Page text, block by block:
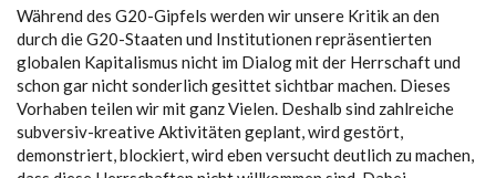
Während des G20-Gipfels werden wir unsere Kritik an den
durch die G20-Staaten und Institutionen repräsentierten
globalen Kapitalismus nicht im Dialog mit der Herrschaft und
schon gar nicht sonderlich gesittet sichtbar machen. Dieses
Vorhaben teilen wir mit ganz Vielen. Deshalb sind zahlreiche
subversiv-kreative Aktivitäten geplant, wird gestört,
demonstriert, blockiert, wird eben versucht deutlich zu machen,